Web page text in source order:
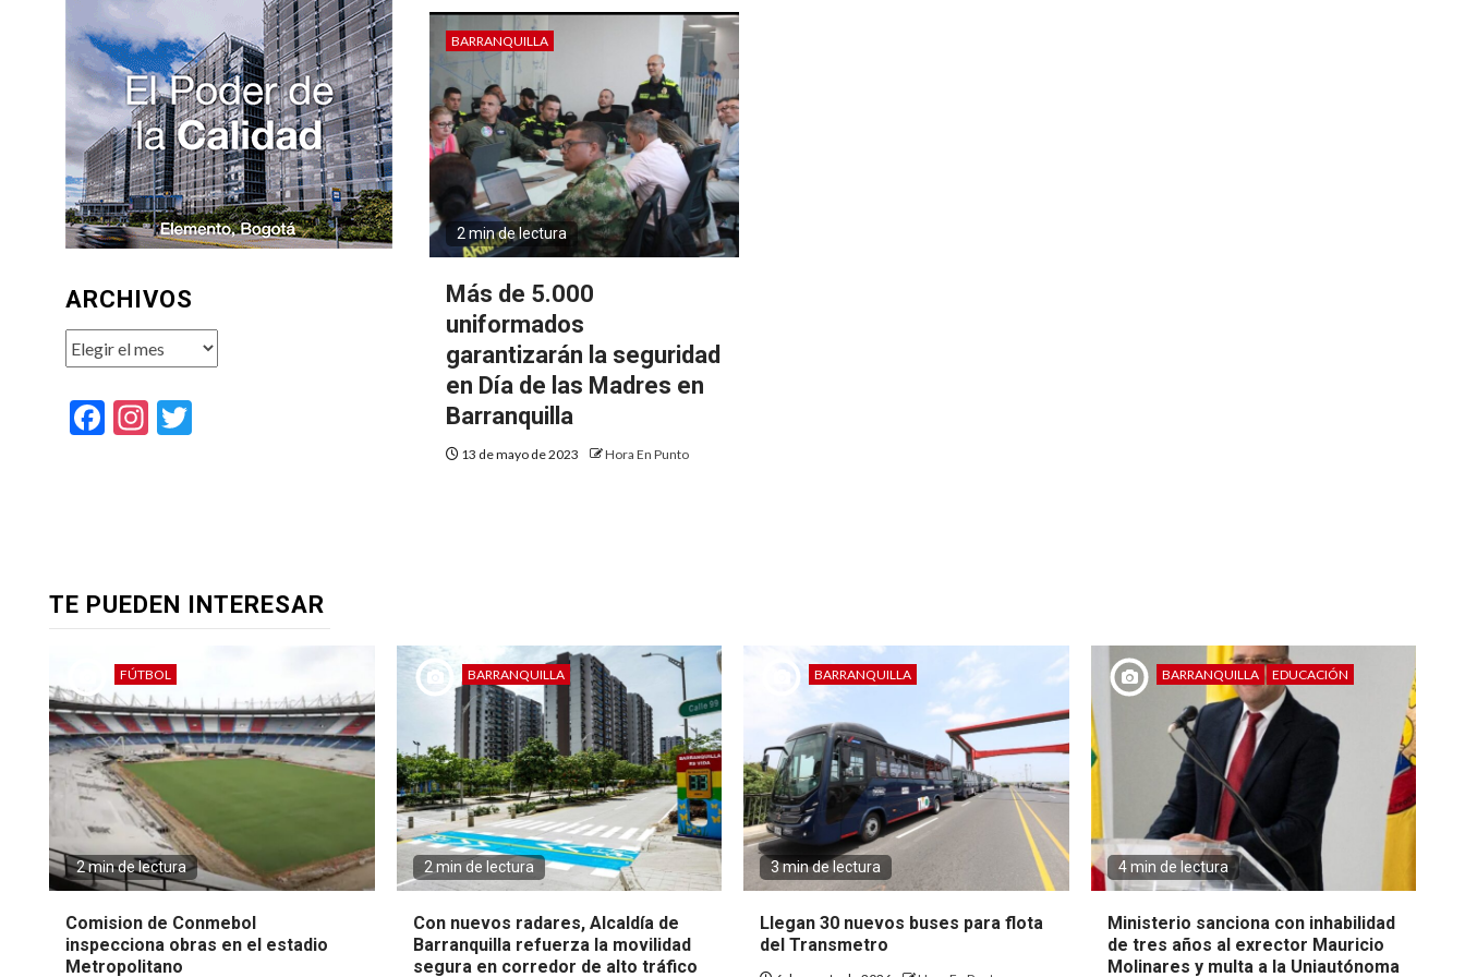
BARRANQUILLA
2 min de lectura
Más de 5.000
uniformados
garantizarán la seguridad
en Día de las Madres en
Barranquilla
13 de mayo de 2023 Hora En Punto
ARCHIVOS
Archivos
Facebook
Instagram
TE PUEDEN INTERESAR
FÚTBOL
2 min de lectura
Comision de Conmebol
inspecciona obras en el estadio
Metropolitano
BARRANQUILLA
2 min de lectura
Con nuevos radares, Alcaldía de
Barranquilla refuerza la movilidad
segura en corredor de alto tráfico
BARRANQUILLA
3 min de lectura
Llegan 30 nuevos buses para flota
del Transmetro
BARRANQUILLA EDUCACIÓN
4 min de lectura
Ministerio sanciona con inhabilidad
de tres años al exrector Mauricio
Molinares y multa a la Uniautónoma